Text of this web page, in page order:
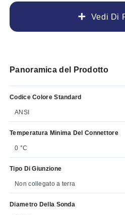
Vedi Di
Panoramica del Prodotto
Codice Colore Standard
ANSI
Temperatura Minima Del Connettore
0 °C
Tipo Di Giunzione
Non collegato a terra
Diametro Della Sonda